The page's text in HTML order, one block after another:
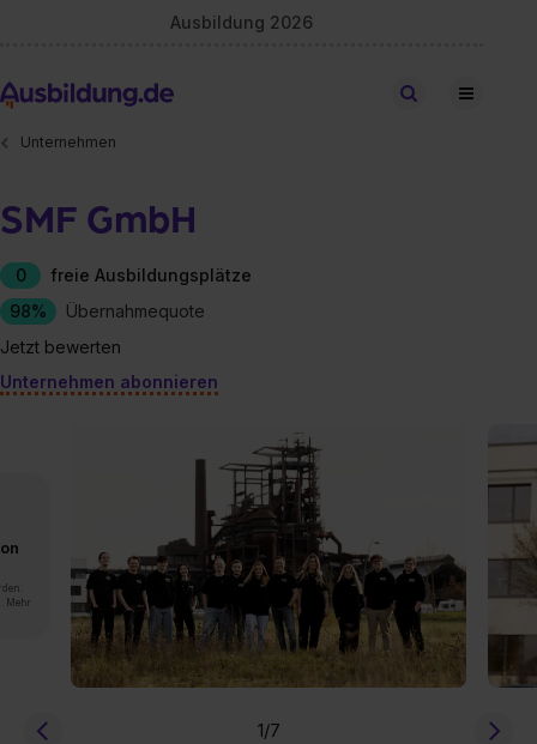
Ausbildung 2026
Stellen finden
Unternehmen
SMF GmbH
0
freie Ausbildungsplätze
98%
Übernahmequote
Jetzt bewerten
Unternehmen abonnieren
Mehr
1/7